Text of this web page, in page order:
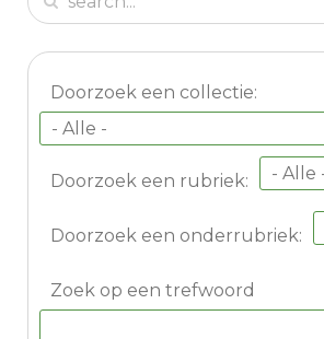
Doorzoek een collectie:
Doorzoek een rubriek:
Doorzoek een onderrubriek:
Zoek op een trefwoord